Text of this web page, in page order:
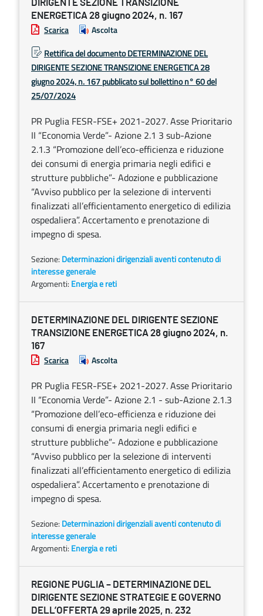
DIRIGENTE SEZIONE TRANSIZIONE
ENERGETICA 28 giugno 2024, n. 167
Scarica
Ascolta
Rettifica del documento DETERMINAZIONE DEL
DIRIGENTE SEZIONE TRANSIZIONE ENERGETICA 28
giugno 2024, n. 167 pubblicato sul bollettino n° 60 del
25/07/2024
PR Puglia FESR-FSE+ 2021-2027. Asse Prioritario
II “Economia Verde”- Azione 2.1 3 sub-Azione
2.1.3 “Promozione dell’eco-efficienza e riduzione
dei consumi di energia primaria negli edifici e
strutture pubbliche”- Adozione e pubblicazione
“Avviso pubblico per la selezione di interventi
finalizzati all’efficientamento energetico di edilizia
ospedaliera”. Accertamento e prenotazione di
impegno di spesa.
Sezione: Determinazioni dirigenziali aventi contenuto di
interesse generale
Argomenti: Energia e reti
DETERMINAZIONE DEL DIRIGENTE SEZIONE
TRANSIZIONE ENERGETICA 28 giugno 2024, n.
167
Scarica Ascolta
PR Puglia FESR-FSE+ 2021-2027. Asse Prioritario
II “Economia Verde”- Azione 2.1 - sub-Azione 2.1.3
“Promozione dell’eco-efficienza e riduzione dei
consumi di energia primaria negli edifici e
strutture pubbliche”- Adozione e pubblicazione
“Avviso pubblico per la selezione di interventi
finalizzati all’efficientamento energetico di edilizia
ospedaliera”. Accertamento e prenotazione di
impegno di spesa.
Sezione: Determinazioni dirigenziali aventi contenuto di
interesse generale
Argomenti: Energia e reti
REGIONE PUGLIA – DETERMINAZIONE DEL
DIRIGENTE SEZIONE STRATEGIE E GOVERNO
DELL’OFFERTA 29 aprile 2025, n. 232